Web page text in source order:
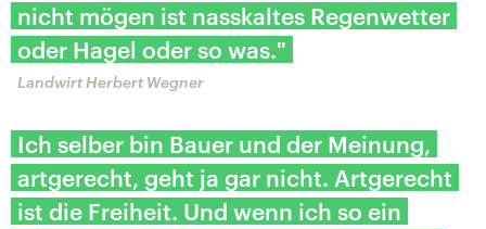
nicht mögen ist nasskaltes Regenwetter
oder Hagel oder so was."
Landwirt Herbert Wegner
Ich selber bin Bauer und der Meinung,
artgerecht, geht ja gar nicht. Artgerecht
ist die Freiheit. Und wenn ich so ein